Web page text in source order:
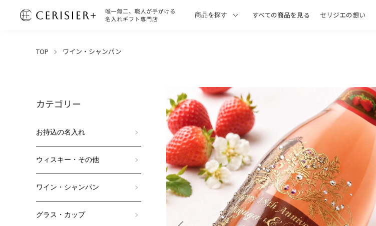
商品を探す すべての商品を見る セリジエの想い
TOP ワイン・シャンパン
カテゴリー
お持込の名入れ
ウィスキー・その他
ワイン・シャンパン
グラス・カップ